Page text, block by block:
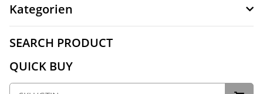
Kategorien
SEARCH PRODUCT
QUICK BUY